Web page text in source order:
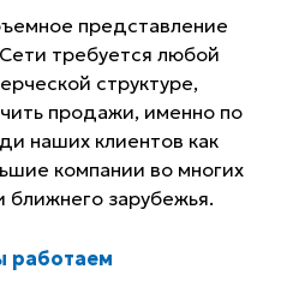
представление
требуется любой
структуре,
продажи, именно по
наших клиентов как
компании во многих
ближнего зарубежья.
работаем